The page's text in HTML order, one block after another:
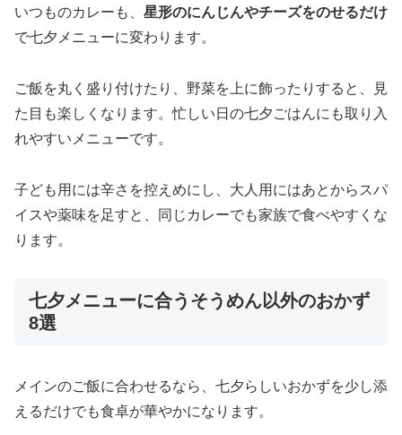
いつものカレーも、 星形のにんじんやチーズをのせるだけ
で七夕メニューに変わります。
ご飯を丸く盛り付けたり、野菜を上に飾ったりすると、見
た目も楽しくなります。忙しい日の七夕ごはんにも取り入
れやすいメニューです。
子ども用には辛さを控えめにし、大人用にはあとからスパ
イスや薬味を足すと、同じカレーでも家族で食べやすくな
ります。
七夕メニューに合うそうめん以外のおかず
8選
メインのご飯に合わせるなら、七夕らしいおかずを少し添
えるだけでも食卓が華やかになります。